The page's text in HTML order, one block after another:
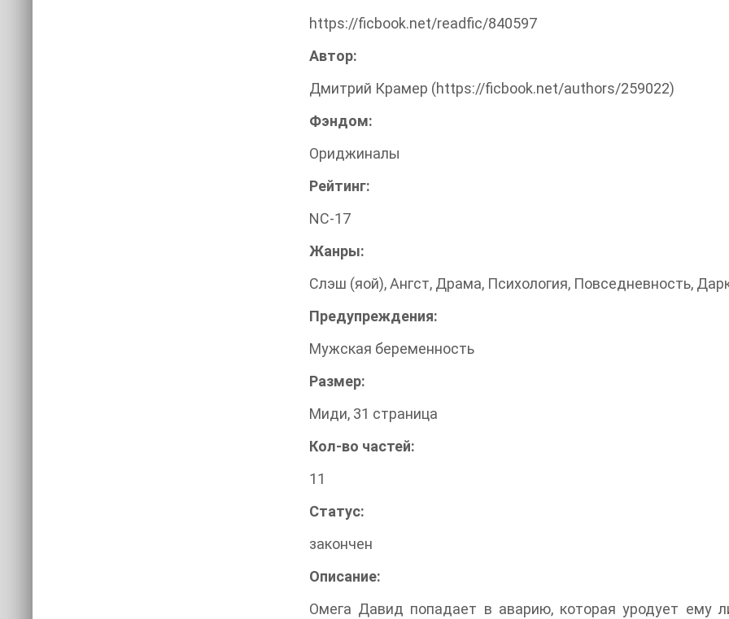
https://ficbook.net/readfic/840597
Автор:
Дмитрий Крамер (https://ficbook.net/authors/259022)
Фэндом:
Ориджиналы
Рейтинг:
NC-17
Жанры:
Слэш (яой), Ангст, Драма, Психология, Повседневность,
Предупреждения:
Мужская беременность
Размер:
Миди, 31 страница
Кол-во частей:
11
Статус:
закончен
Описание:
Омега Давид попадает в аварию, которая уродует ему